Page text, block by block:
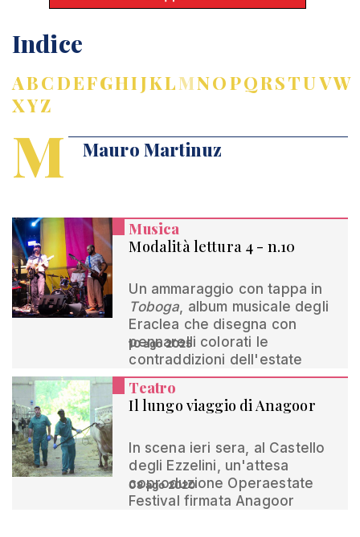
Indice
ABCDEFGHIJKLMNOPQRSTUVW
XYZ
M Mauro Martinuz
Musica
Modalità lettura 4 - n.10
Un ammaraggio con tappa in
Toboga, album musicale degli
Eraclea che disegna con
pennarelli colorati le
contraddizioni dell'estate
10 ago 2025
Teatro
Il lungo viaggio di Anagoor
In scena ieri sera, al Castello
degli Ezzelini, un'attesa
coproduzione Operaestate
Festival firmata Anagoor
08 ago 2020